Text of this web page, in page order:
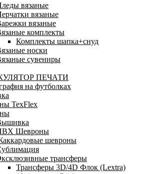
вязаные
вязаные
вязаные
комплекты
Комплекты шапка+снуд
носки
сувениры
ПЕЧАТИ
на футболках
TexFlex
Шевроны
шевроны
трансферы
Трансферы 3D/4D Флок (Lextra)